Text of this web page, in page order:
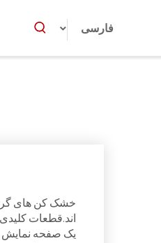
فارسی
اند.قطعات
یک صفحه نمایش